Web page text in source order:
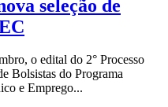
seleção de
o edital do 2° Processo
Bolsistas do Programa
e Emprego...